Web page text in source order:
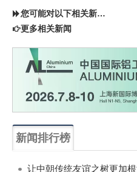
您可能对以下相关新闻同样感兴趣
更多相关新闻
新闻排行榜